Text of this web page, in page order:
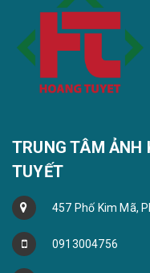
TRUNG TÂM ẢNH
TUYẾT
457 Phố Kim Mã,
0913004756